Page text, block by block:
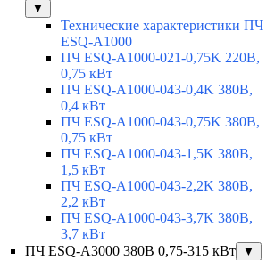
▼
Технические характеристики ПЧ
ESQ-A1000
ПЧ ESQ-A1000-021-0,75K 220В,
0,75 кВт
ПЧ ESQ-A1000-043-0,4K 380В,
0,4 кВт
ПЧ ESQ-A1000-043-0,75K 380В,
0,75 кВт
ПЧ ESQ-A1000-043-1,5K 380В,
1,5 кВт
ПЧ ESQ-A1000-043-2,2K 380В,
2,2 кВт
ПЧ ESQ-A1000-043-3,7K 380В,
3,7 кВт
ПЧ ESQ-A3000 380В 0,75-315 кВт
▼